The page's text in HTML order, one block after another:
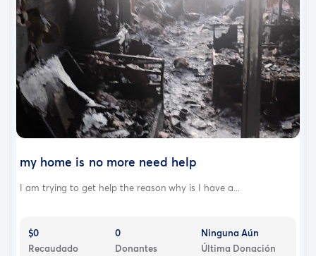
my home is no more need help
I am trying to get help the reason why is I have a...
$0
Recaudado
0
Donantes
Ninguna Aún
Última Donación